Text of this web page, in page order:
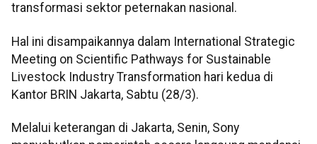
transformasi sektor peternakan nasional.
Hal ini disampaikannya dalam International Strategic
Meeting on Scientific Pathways for Sustainable
Livestock Industry Transformation hari kedua di
Kantor BRIN Jakarta, Sabtu (28/3).
Melalui keterangan di Jakarta, Senin, Sony